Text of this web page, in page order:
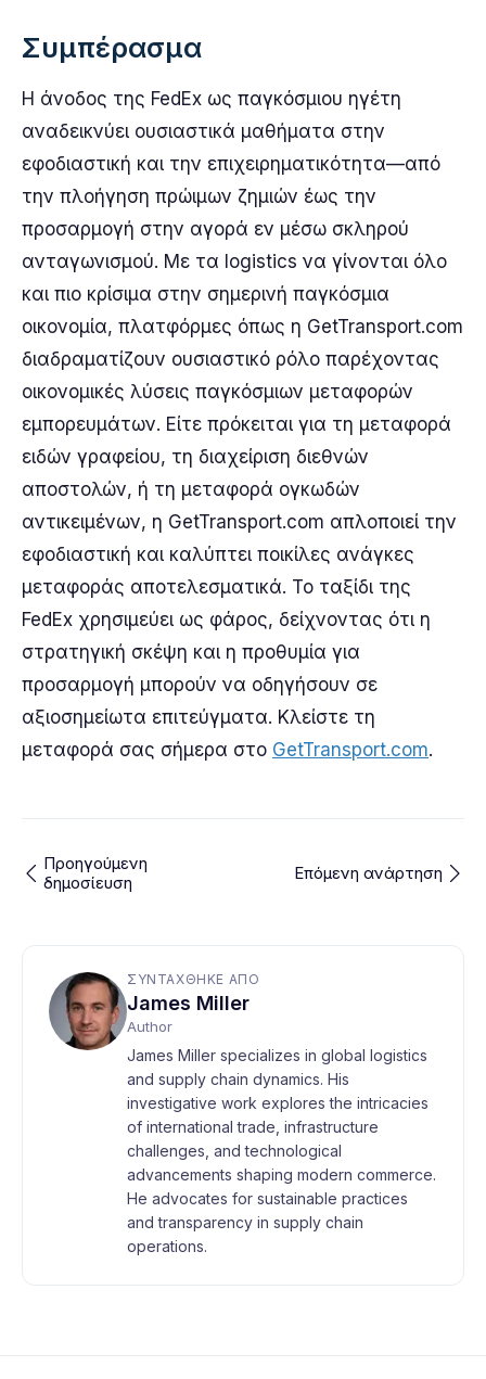
Συμπέρασμα
Η άνοδος της FedEx ως παγκόσμιου ηγέτη
αναδεικνύει ουσιαστικά μαθήματα στην
εφοδιαστική και την επιχειρηματικότητα—από
την πλοήγηση πρώιμων ζημιών έως την
προσαρμογή στην αγορά εν μέσω σκληρού
ανταγωνισμού. Με τα logistics να γίνονται όλο
και πιο κρίσιμα στην σημερινή παγκόσμια
οικονομία, πλατφόρμες όπως η GetTransport.com
διαδραματίζουν ουσιαστικό ρόλο παρέχοντας
οικονομικές λύσεις παγκόσμιων μεταφορών
εμπορευμάτων. Είτε πρόκειται για τη μεταφορά
ειδών γραφείου, τη διαχείριση διεθνών
αποστολών, ή τη μεταφορά ογκωδών
αντικειμένων, η GetTransport.com απλοποιεί την
εφοδιαστική και καλύπτει ποικίλες ανάγκες
μεταφοράς αποτελεσματικά. Το ταξίδι της
FedEx χρησιμεύει ως φάρος, δείχνοντας ότι η
στρατηγική σκέψη και η προθυμία για
προσαρμογή μπορούν να οδηγήσουν σε
αξιοσημείωτα επιτεύγματα. Κλείστε τη
μεταφορά σας σήμερα στο GetTransport.com.
Προηγούμενη
δημοσίευση
Επόμενη ανάρτηση
ΣΥΝΤΆΧΘΗΚΕ ΑΠΌ
James Miller
Author
James Miller specializes in global logistics
and supply chain dynamics. His
investigative work explores the intricacies
of international trade, infrastructure
challenges, and technological
advancements shaping modern commerce.
He advocates for sustainable practices
and transparency in supply chain
operations.